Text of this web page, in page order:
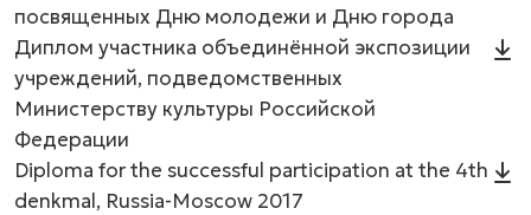
посвященных Дню молодежи и Дню города
Диплом участника объединённой экспозиции
учреждений, подведомственных
Министерству культуры Российской
Федерации
Diploma for the successful participation at the 4th
denkmal, Russia-Moscow 2017